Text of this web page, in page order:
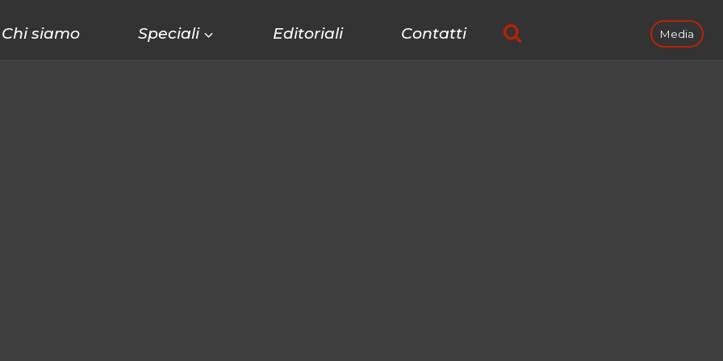
Chi siamo Speciali Editoriali Contatti Media